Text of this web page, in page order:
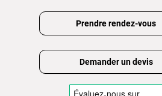
Prendre rendez-vous
Demander un devis